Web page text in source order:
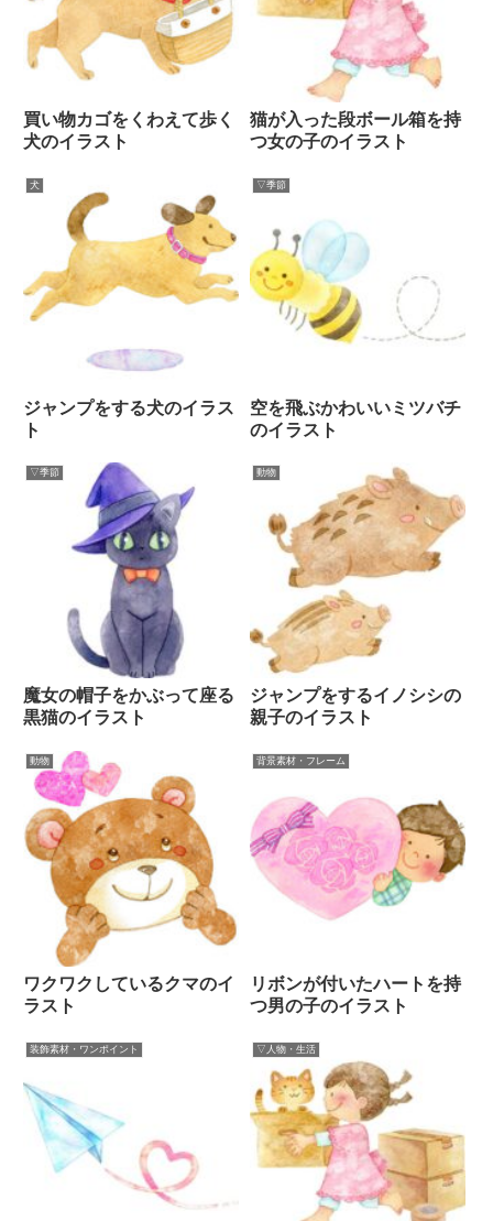
買い物カゴをくわえて歩く
犬のイラスト
猫が入った段ボール箱を持
つ女の子のイラスト
犬
ジャンプをする犬のイラス
ト
▽季節
空を飛ぶかわいいミツバチ
のイラスト
▽季節
魔女の帽子をかぶって座る
黒猫のイラスト
動物
ジャンプをするイノシシの
親子のイラスト
動物
ワクワクしているクマのイ
ラスト
背景素材・フレーム
リボンが付いたハートを持
つ男の子のイラスト
装飾素材・ワンポイント ▽人物・生活